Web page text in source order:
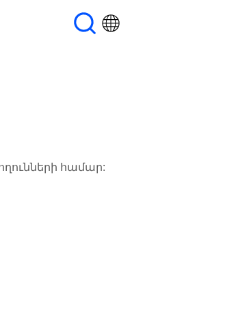
համար: